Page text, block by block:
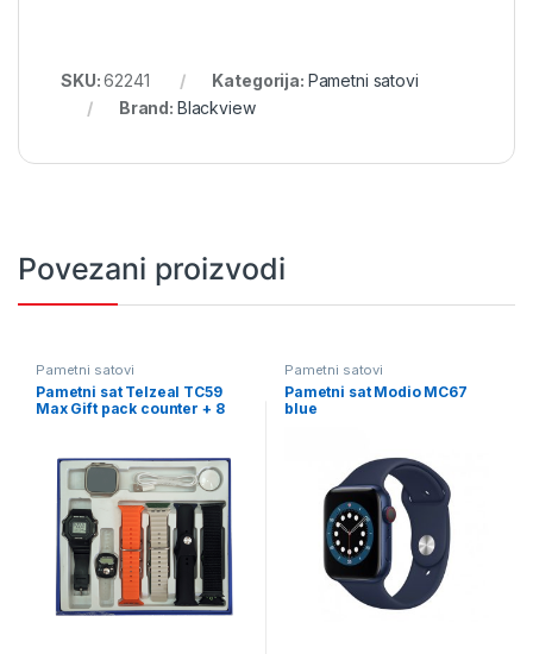
SKU:62241 Kategorija: Pametni satovi
Brand: Blackview
Povezani proizvodi
Pametni satovi
Pametni sat Telzeal TC59
Max Gift pack counter + 8
Pametni satovi
Pametni sat Modio MC67
blue